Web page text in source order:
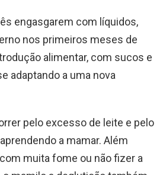
engasgarem com líquidos,
nos primeiros meses de
alimentar, com sucos e
adaptando a uma nova
pelo excesso de leite e pelo
a mamar. Além
muita fome ou não fizer a